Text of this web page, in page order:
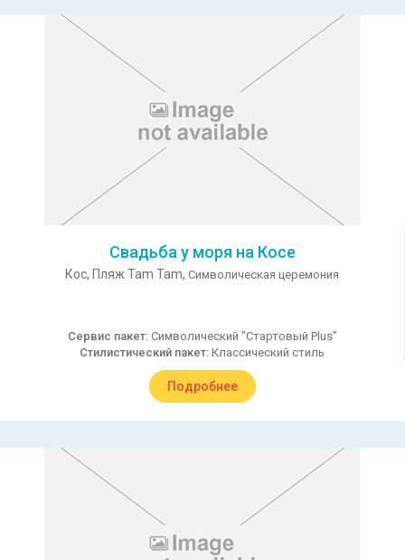
Свадьба у моря на Косе
Кос, Пляж Tam Tam, Символическая церемония
Сервис пакет: Символический "Стартовый Plus"
Стилистический пакет: Классический стиль
Подробнее